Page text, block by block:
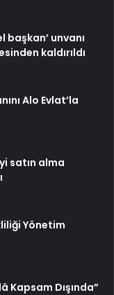
başkan’ unvanı
kaldırıldı
Alo Evlat’la
satın alma
Yönetim
Kapsam Dışında”